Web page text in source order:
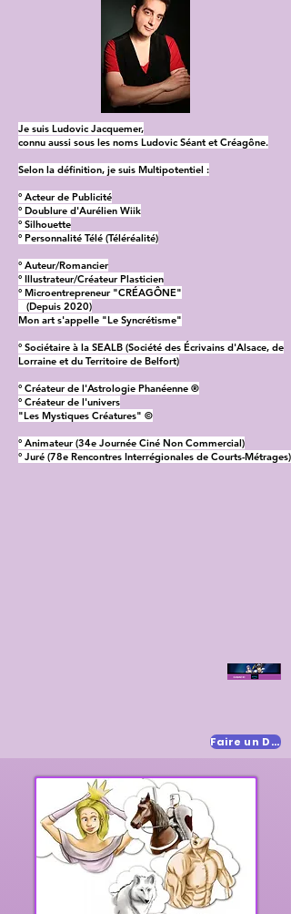
Je suis Ludovic Jacquemer,
connu aussi sous les noms Ludovic Séant et Créagône.
Selon la définition, je suis Multipotentiel :
° Acteur de Publicité
° Doublure d'Aurélien Wiik
° Silhouette
° Personnalité Télé (Téléréalité)
° Auteur/Romancier
° Illustrateur/Créateur Plasticien
° Microentrepreneur "CRÉAGÔNE"
(Depuis 2020)
Mon art s'appelle "Le Syncrétisme"
° Sociétaire à la SEALB (Société des Écrivains d'Alsace, de
Lorraine et du Territoire de Belfort)
° Créateur de l'Astrologie Phanéenne ®
° Créateur de l'univers
"Les Mystiques Créatures" ©
° Animateur (34e Journée Ciné Non Commercial)
° Juré (78e Rencontres Interrégionales de Courts-Métrages)
Faire un Don